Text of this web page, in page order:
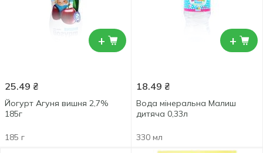
+
25.49 ₴
Йогурт Агуня вишня 2,7%
185г
185 г
+
18.49 ₴
Вода мінеральна Малиш
дитяча 0,33л
330 мл